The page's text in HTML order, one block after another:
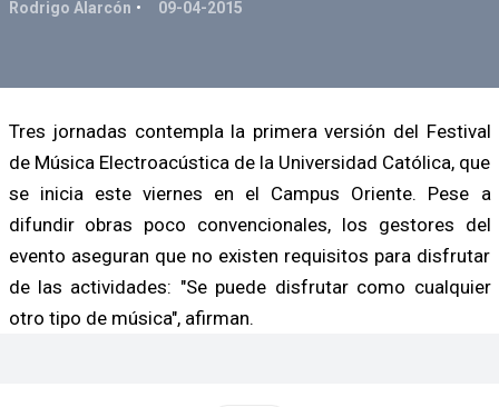
Rodrigo Alarcón 09-04-2015
Tres jornadas contempla la primera versión del Festival
de Música Electroacústica de la Universidad Católica, que
se inicia este viernes en el Campus Oriente. Pese a
difundir obras poco convencionales, los gestores del
evento aseguran que no existen requisitos para disfrutar
de las actividades: "Se puede disfrutar como cualquier
otro tipo de música", afirman.